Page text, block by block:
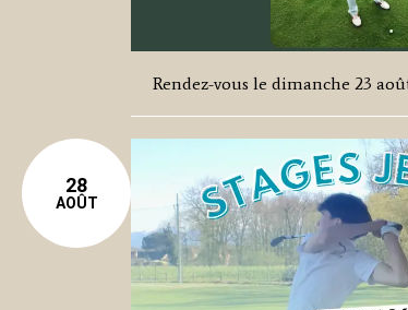
Rendez-vous le dimanche 23
28
AOÛT